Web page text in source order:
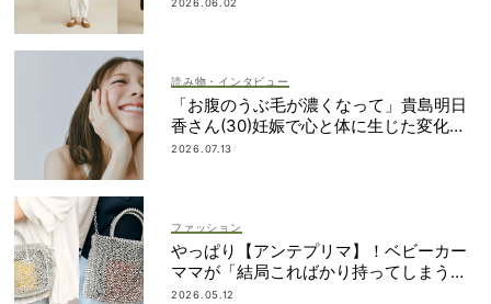
2026.06.02
読み物・インタビュー
「お腹のうぶ毛が濃くなって」貴島明日
香さん(30)妊娠で心と体に生じた変化も
「愛しいです」
2026.07.13
ファッション
やっぱり【アンテプリマ】！ベビーカー
ママが「結局こればかり持ってしまう」
納得の理由
2026.05.12